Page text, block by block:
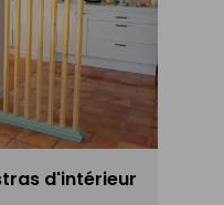
d'intérieur